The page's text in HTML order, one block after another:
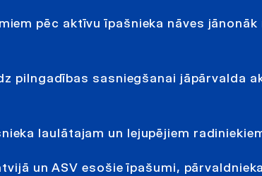
pēc aktīvu īpašnieka nāves jānonāk
pilngadības sasniegšanai jāpārvalda
laulātajam un lejupējiem
un ASV esošie īpašumi,